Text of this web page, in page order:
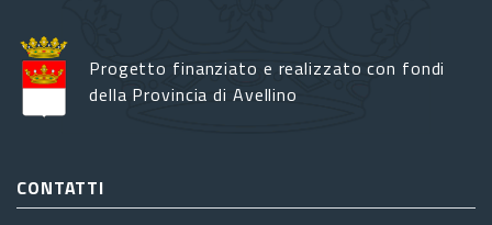
Progetto finanziato e realizzato con fondi
della Provincia di Avellino
CONTATTI